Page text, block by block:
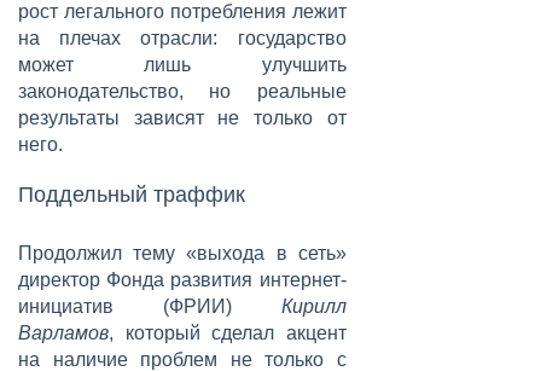
рост легального потребления лежит
на плечах отрасли: государство
может лишь улучшить
законодательство, но реальные
результаты зависят не только от
него.
Поддельный траффик
Продолжил тему «выхода в сеть»
директор Фонда развития интернет-
инициатив (ФРИИ) Кирилл
Варламов, который сделал акцент
на наличие проблем не только с